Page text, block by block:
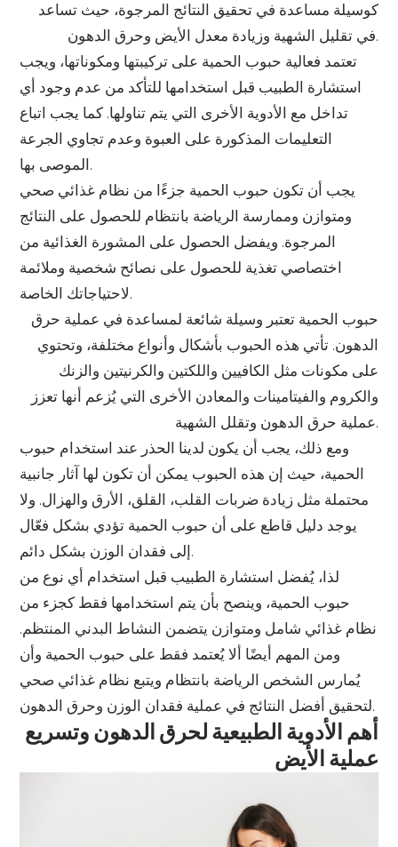
كوسيلة مساعدة في تحقيق النتائج المرجوة، حيث تساعد
في تقليل الشهية وزيادة معدل الأيض وحرق الدهون.
تعتمد فعالية حبوب الحمية على تركيبتها ومكوناتها، ويجب
استشارة الطبيب قبل استخدامها للتأكد من عدم وجود أي
تداخل مع الأدوية الأخرى التي يتم تناولها. كما يجب اتباع
التعليمات المذكورة على العبوة وعدم تجاوي الجرعة
الموصى بها.
يجب أن تكون حبوب الحمية جزءًا من نظام غذائي صحي
ومتوازن وممارسة الرياضة بانتظام للحصول على النتائج
المرجوة. ويفضل الحصول على المشورة الغذائية من
اختصاصي تغذية للحصول على نصائح شخصية وملائمة
لاحتياجاتك الخاصة.
حبوب الحمية تعتبر وسيلة شائعة لمساعدة في عملية حرق
الدهون. تأتي هذه الحبوب بأشكال وأنواع مختلفة، وتحتوي
على مكونات مثل الكافيين واللكتين والكرنيتين والزنك
والكروم والفيتامينات والمعادن الأخرى التي يُزعم أنها تعزز
عملية حرق الدهون وتقلل الشهية.
ومع ذلك، يجب أن يكون لدينا الحذر عند استخدام حبوب
الحمية، حيث إن هذه الحبوب يمكن أن تكون لها آثار جانبية
محتملة مثل زيادة ضربات القلب، القلق، الأرق والهزال. ولا
يوجد دليل قاطع على أن حبوب الحمية تؤدي بشكل فعّال
إلى فقدان الوزن بشكل دائم.
لذا، يُفضل استشارة الطبيب قبل استخدام أي نوع من
حبوب الحمية، وينصح بأن يتم استخدامها فقط كجزء من
نظام غذائي شامل ومتوازن يتضمن النشاط البدني المنتظم.
ومن المهم أيضًا ألا يُعتمد فقط على حبوب الحمية وأن
يُمارس الشخص الرياضة بانتظام ويتبع نظام غذائي صحي
لتحقيق أفضل النتائج في عملية فقدان الوزن وحرق الدهون.
أهم الأدوية الطبيعية لحرق الدهون وتسريع
عملية الأيض